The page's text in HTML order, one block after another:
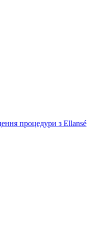
процедури з Ellansé